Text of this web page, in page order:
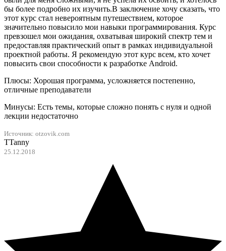
бы более подробно их изучить.В заключение хочу сказать, что
этот курс стал невероятным путешествием, которое
значительно повысило мои навыки программирования. Курс
превзошел мои ожидания, охватывая широкий спектр тем и
предоставляя практический опыт в рамках индивидуальной
проектной работы. Я рекомендую этот курс всем, кто хочет
повысить свои способности к разработке Android.
Плюсы: Хорошая программа, усложняется постепенно,
отличные преподаватели
Минусы: Есть темы, которые сложно понять с нуля и одной
лекции недостаточно
Источник: otzovik.com
TTanny
25.12.2018